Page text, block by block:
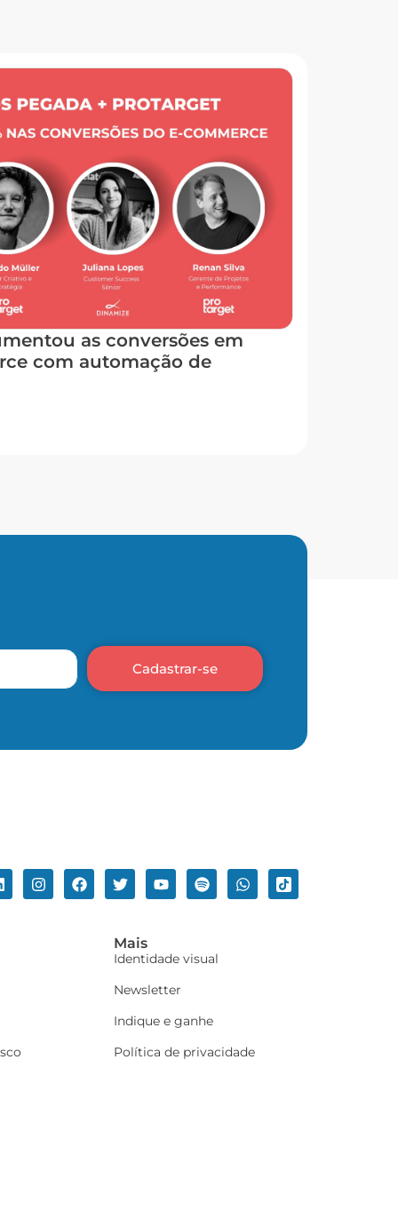
as conversões em
com automação de
Cadastrar-se
Mais
Identidade visual
Newsletter
Indique e ganhe
Política de privacidade